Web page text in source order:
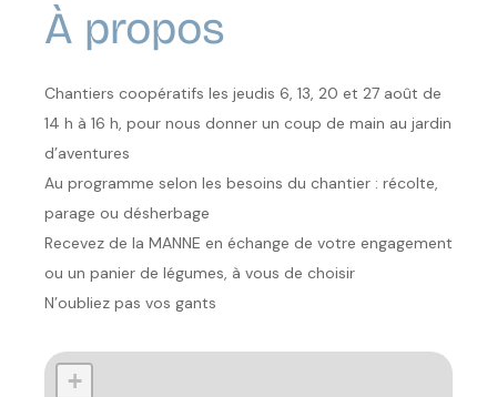
À propos
Chantiers coopératifs les jeudis 6, 13, 20 et 27 août de
14 h à 16 h, pour nous donner un coup de main au jardin
d’aventures
Au programme selon les besoins du chantier : récolte,
parage ou désherbage
Recevez de la MANNE en échange de votre engagement
ou un panier de légumes, à vous de choisir
N’oubliez pas vos gants
+